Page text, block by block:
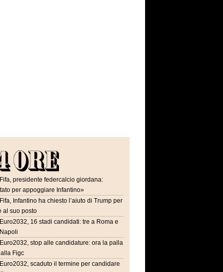
Fifa, presidente federcalcio giordana:
per appoggiare Infantino»
Fifa, Infantino ha chiesto l’aiuto di Trump per
al suo posto
Euro2032, 16 stadi candidati: tre a Roma e
Euro2032, stop alle candidature: ora la palla
Figc
Euro2032, scaduto il termine per candidare